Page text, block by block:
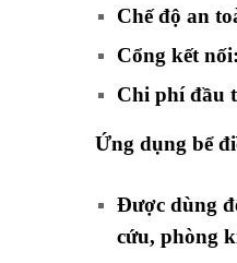
Chế độ an
Cổng kết
Chi phí đầu
Ứng dụng bể
Được dùng
cứu, phòng